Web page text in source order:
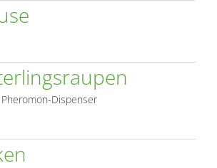
Dispenser